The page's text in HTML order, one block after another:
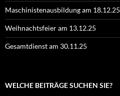
Maschinistenausbildung am 18.12.25
Weihnachtsfeier am 13.12.25
Gesamtdienst am 30.11.25
WELCHE BEITRÄGE SUCHEN SIE?